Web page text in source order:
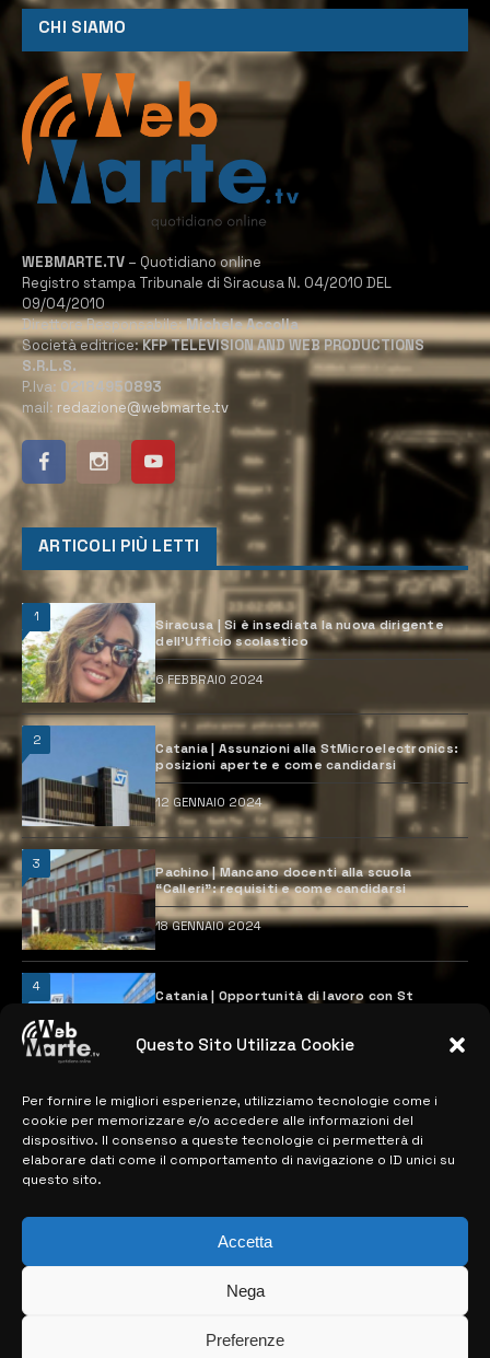
Questo Sito Utilizza Cookie
Per fornire le migliori esperienze, utilizziamo tecnologie come i
cookie per memorizzare e/o accedere alle informazioni del
dispositivo. Il consenso a queste tecnologie ci permetterà di
elaborare dati come il comportamento di navigazione o ID unici su
questo sito.
Accetta
Nega
Preferenze
CHI SIAMO
WEBMARTE.TV – Quotidiano online
Registro stampa Tribunale di Siracusa N. 04/2010 DEL
09/04/2010
Direttore Responsabile:Michele Accolla
Società editrice:KFP TELEVISION AND WEB PRODUCTIONS
S.R.L.S.
P.Iva: 02184950893
mail: redazione@webmarte.tv
ARTICOLI PIÙ LETTI
1
Siracusa | Si è insediata la nuova dirigente
dell’Ufficio scolastico
6 FEBBRAIO 2024
2
Catania | Assunzioni alla StMicroelectronics:
posizioni aperte e come candidarsi
12 GENNAIO 2024
3
Pachino | Mancano docenti alla scuola
“Calleri”: requisiti e come candidarsi
18 GENNAIO 2024
4
Catania | Opportunità di lavoro con St
28 MARZO 2024
MAPPA DEL SITO
> NOTIZIE
> CONTATTI